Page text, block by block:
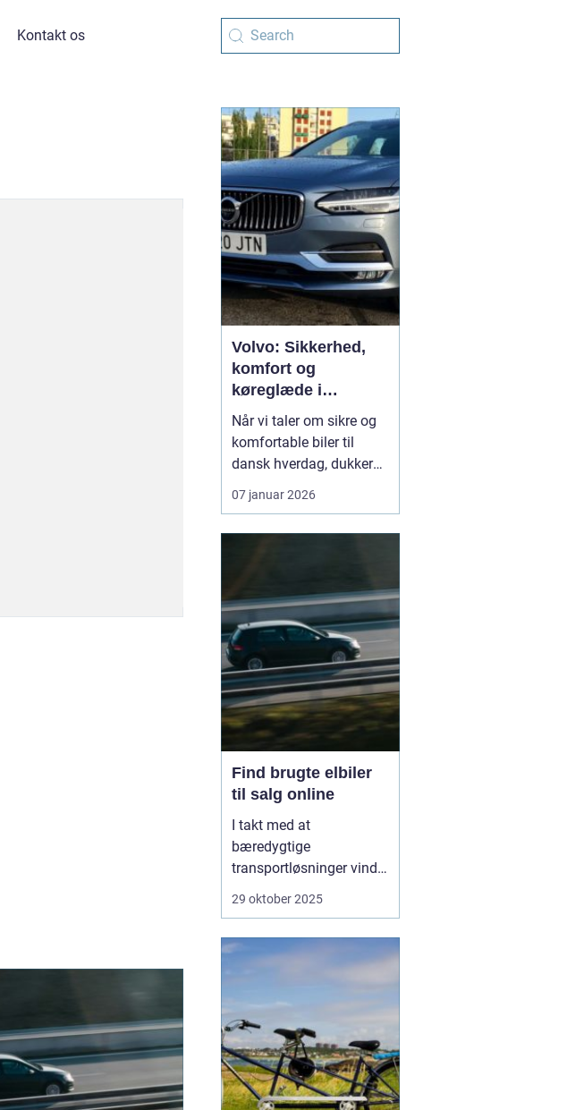
Kontakt os
Volvo: Sikkerhed,
komfort og
køreglæde i
hverdagen
Når vi taler om sikre og
komfortable biler til
dansk hverdag, dukker
Volvo næsten altid op.
Bilmærket har i årtier
holdbarhed. I dag er
fokus udvide...
07 januar 2026
Find brugte elbiler
til salg online
I takt med at
bæredygtige
transportløsninger vinder
frem, ser flere og flere
alternativ til
Elbilerne tilbyder ikke
blot en grønnere
køreoplevelse, men o...
29 oktober 2025